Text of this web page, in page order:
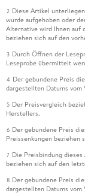
2 Diese Artikel
wurde aufgehoben oder
Alternative wird Ihnen auf
beziehen sich auf den
3 Durch Öffnen der
Leseprobe übermittelt
4 Der gebundene Preis
dargestellten Datums vom
5 Der Preisvergleich
Herstellers.
6 Der gebundene Preis
Preissenkungen beziehen
7 Die Preisbindung
beziehen sich auf den
8 Der gebundene Preis
dargestellten Datums vom